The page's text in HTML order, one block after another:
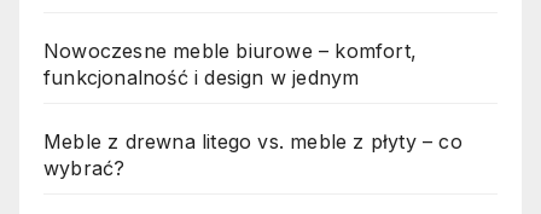
Nowoczesne meble biurowe – komfort,
funkcjonalność i design w jednym
Meble z drewna litego vs. meble z płyty – co
wybrać?